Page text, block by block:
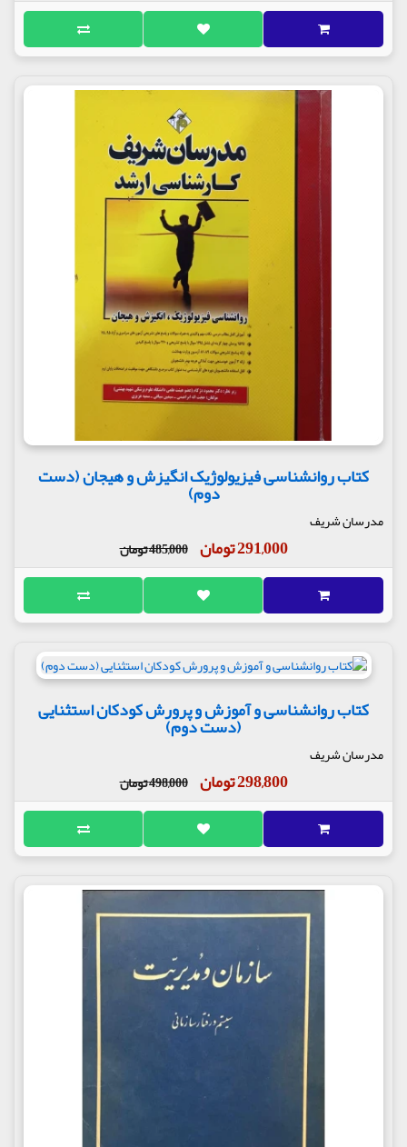
کتاب روانشناسی فیزیولوژیک انگیزش و هیجان (دست
دوم)
مدرسان شریف
291,000 تومان 485,000 تومان
کتاب روانشناسی و آموزش و پرورش کودکان استثنایی
(دست دوم)
مدرسان شریف
298,800 تومان 498,000 تومان